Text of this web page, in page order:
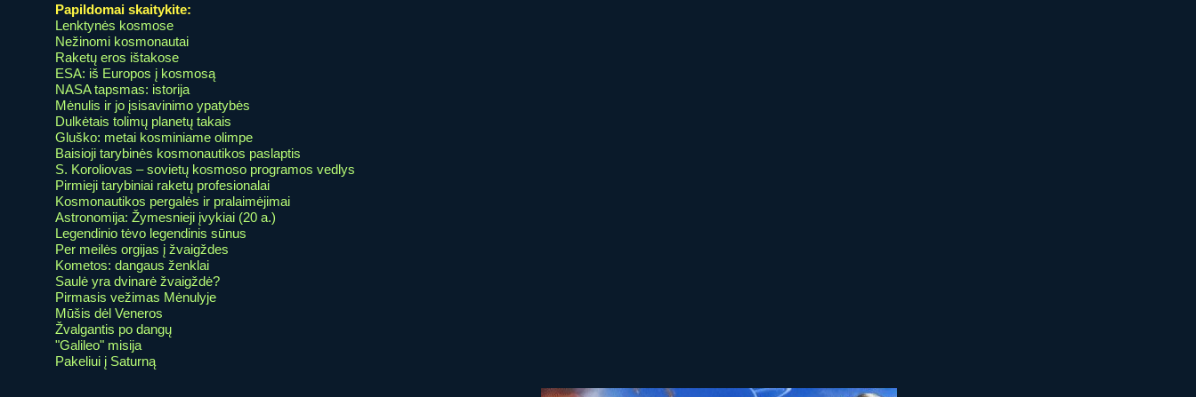
Papildomai skaitykite:
Lenktynės kosmose
Nežinomi kosmonautai
Raketų eros ištakose
ESA: iš Europos į kosmosą
NASA tapsmas: istorija
Mėnulis ir jo įsisavinimo ypatybės
Dulkėtais tolimų planetų takais
Gluško: metai kosminiame olimpe
Baisioji tarybinės kosmonautikos paslaptis
S. Koroliovas – sovietų kosmoso programos vedlys
Pirmieji tarybiniai raketų profesionalai
Kosmonautikos pergalės ir pralaimėjimai
Astronomija: Žymesnieji įvykiai (20 a.)
Legendinio tėvo legendinis sūnus
Per meilės orgijas į žvaigždes
Kometos: dangaus ženklai
Saulė yra dvinarė žvaigždė?
Pirmasis vežimas Mėnulyje
Mūšis dėl Veneros
Žvalgantis po dangų
"Galileo" misija
Pakeliui į Saturną